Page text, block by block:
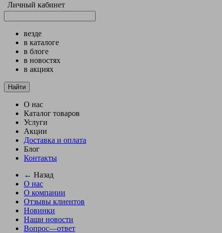
Личный кабинет
везде
в каталоге
в блоге
в новостях
в акциях
Найти
О нас
Каталог товаров
Услуги
Акции
Доставка и оплата
Блог
Контакты
← Назад
О нас
О компании
Отзывы клиентов
Новинки
Наши новости
Вопрос—ответ